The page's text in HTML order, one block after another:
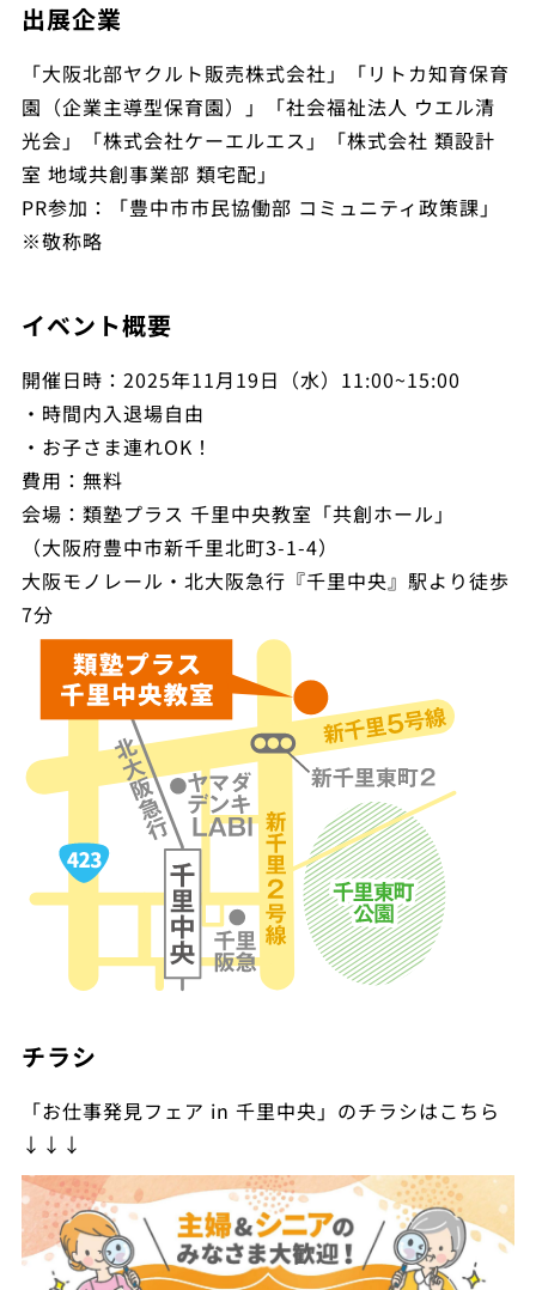
出展企業
「大阪北部ヤクルト販売株式会社」「リトカ知育保育
園（企業主導型保育園）」「社会福祉法人 ウエル清
光会」「株式会社ケーエルエス」「株式会社 類設計
室 地域共創事業部 類宅配」
PR参加：「豊中市市民協働部 コミュニティ政策課」
※敬称略
イベント概要
開催日時：2025年11月19日（水）11:00~15:00
・時間内入退場自由
・お子さま連れOK！
費用：無料
会場：類塾プラス 千里中央教室「共創ホール」
（大阪府豊中市新千里北町3-1-4）
大阪モノレール・北大阪急行『千里中央』駅より徒歩
7分
チラシ
「お仕事発見フェア in 千里中央」のチラシはこちら
↓↓↓